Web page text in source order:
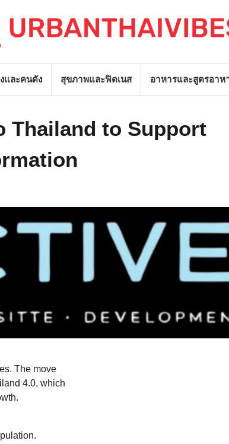
และคนดัง สุขภาพและฟิตเนส อาหารและสูตรอาห
Thailand to Support
The move
4.0, which